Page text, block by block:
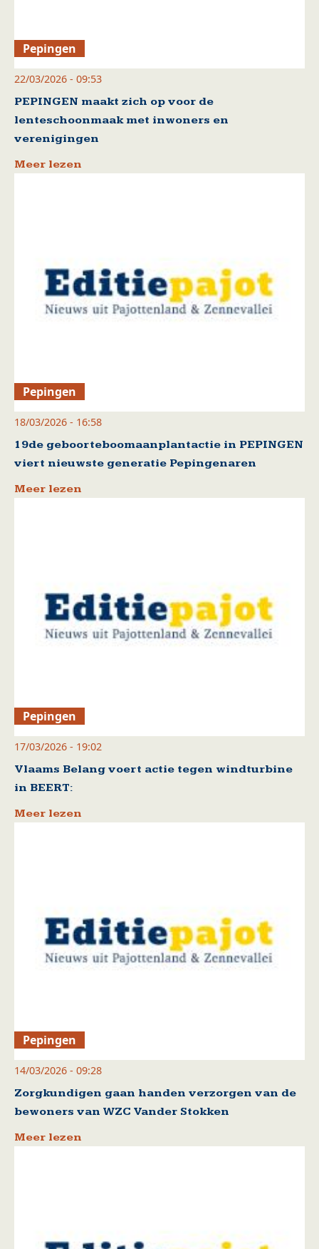
Pepingen
22/03/2026 - 09:53
PEPINGEN maakt zich op voor de
lenteschoonmaak met inwoners en
verenigingen
Meer lezen
Pepingen
18/03/2026 - 16:58
19de geboorteboomaanplantactie in PEPINGEN
viert nieuwste generatie Pepingenaren
Meer lezen
Pepingen
17/03/2026 - 19:02
Vlaams Belang voert actie tegen windturbine
in BEERT:
Meer lezen
Pepingen
14/03/2026 - 09:28
Zorgkundigen gaan handen verzorgen van de
bewoners van WZC Vander Stokken
Meer lezen